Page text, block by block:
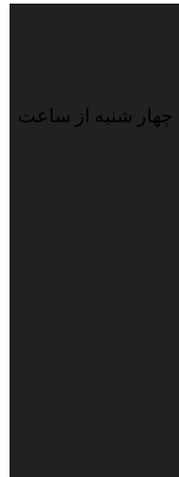
شنبه از ساعت